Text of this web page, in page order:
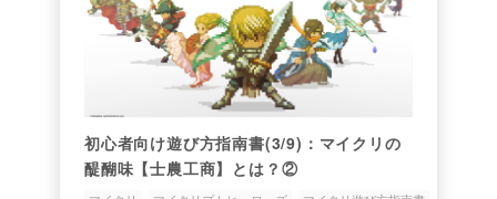
初心者向け遊び方指南書(3/9)：マイクリの
醍醐味【士農工商】とは？②